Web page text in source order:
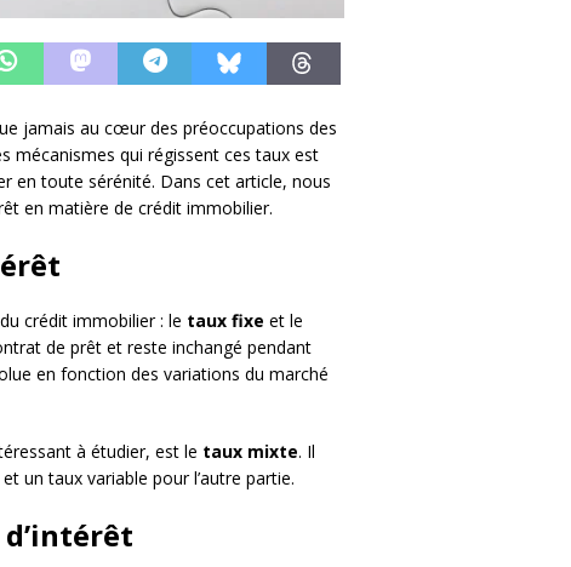
jamais au cœur des préoccupations des
mécanismes qui régissent ces taux est
en toute sérénité. Dans cet article, nous
en matière de crédit immobilier.
crédit immobilier : le taux fixe et le
de prêt et reste inchangé pendant
en fonction des variations du marché
à étudier, est le taux mixte. Il
un taux variable pour l’autre partie.